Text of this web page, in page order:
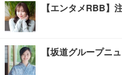
【エンタメRBB】
【坂道グループニ